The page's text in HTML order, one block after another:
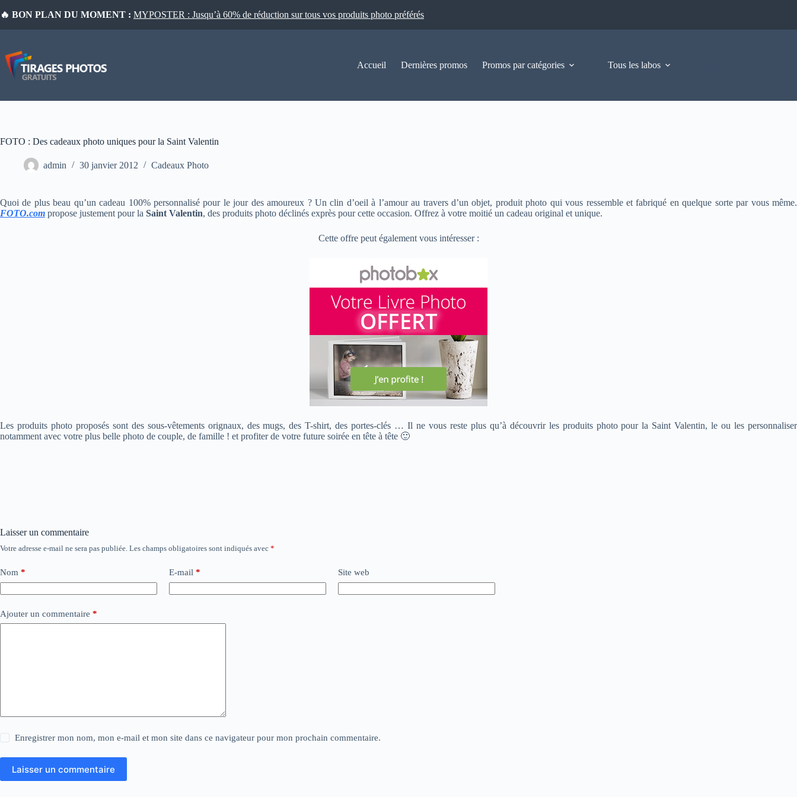
au
🔥 BON PLAN DU MOMENT : MYPOSTER : Jusqu’à 60% de réduction sur tous vos produits photo préférés
Accueil Dernières promos Promos par catégories Tous les labos
FOTO : Des cadeaux photo uniques pour la Saint Valentin
admin 30 janvier 2012 Cadeaux Photo
Quoi de plus beau qu’un cadeau 100% personnalisé pour le jour des amoureux ? Un clin d’oeil à l’amour au travers d’un objet, produit photo qui vous ressemble et fabriqué en quelque sorte par vous même.
FOTO.com propose justement pour la Saint Valentin, des produits photo déclinés exprès pour cette occasion. Offrez à votre moitié un cadeau original et unique.
Cette offre peut également vous intéresser :
Les produits photo proposés sont des sous-vêtements orignaux, des mugs, des T-shirt, des portes-clés … Il ne vous reste plus qu’à découvrir les produits photo pour la Saint Valentin, le ou les personnaliser
notamment avec votre plus belle photo de couple, de famille ! et profiter de votre future soirée en tête à tête 🙂
Laisser un commentaire
Votre adresse e-mail ne sera pas publiée. Les champs obligatoires sont indiqués avec *
Nom * E-mail * Site web
Ajouter un commentaire *
Enregistrer mon nom, mon e-mail et mon site dans ce navigateur pour mon prochain commentaire.
Laisser un commentaire